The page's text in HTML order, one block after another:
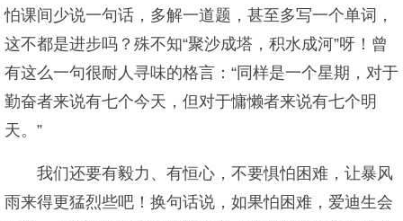
怕课间少说一句话，多解一道题，甚至多写一个单词，
这不都是进步吗？殊不知“聚沙成塔，积水成河”呀！曾
有这么一句很耐人寻味的格言：“同样是一个星期，对于
勤奋者来说有七个今天，但对于慵懒者来说有七个明
天。”
我们还要有毅力、有恒心，不要惧怕困难，让暴风
雨来得更猛烈些吧！换句话说，如果怕困难，爱迪生会